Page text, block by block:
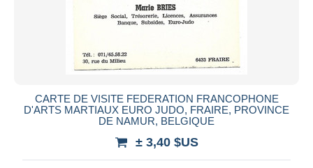
CARTE DE VISITE FEDERATION FRANCOPHONE
D'ARTS MARTIAUX EURO JUDO, FRAIRE, PROVINCE
DE NAMUR, BELGIQUE
± 3,40 $US